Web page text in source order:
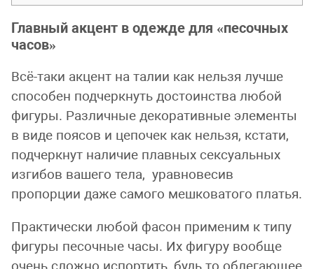
Главный акцент в одежде для «песочных
часов»
Всё-таки акцент на талии как нельзя лучше
способен подчеркнуть достоинства любой
фигуры. Различные декоративные элементы
в виде поясов и цепочек как нельзя, кстати,
подчеркнут наличие плавных сексуальных
изгибов вашего тела, уравновесив
пропорции даже самого мешковатого платья.
Практически любой фасон применим к типу
фигуры песочные часы. Их фигуру вообще
очень сложно испортить, будь то облегающее